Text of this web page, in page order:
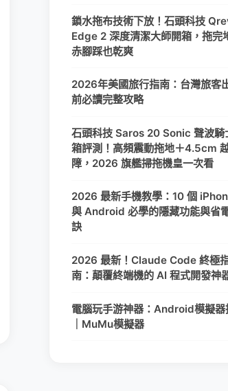
鎖水拖布技術下放！石頭科技
Edge 2 深度清潔大師開箱，拖完
赤腳踩也乾爽
2026年美國旅行指南：台灣旅客
前必讀完整攻略
石頭科技 Saros 20 Sonic 聲波騎
箱評測！高頻震動拖地＋4.5cm
障，2026 旗艦掃拖機皇一次看
2026 最新手機教學：10 個
與 Android 必學的隱藏功能與省
訣
2026 最新！Claude Code 終極
南：顛覆終端機的 AI 程式開發神
電腦玩手游神器：Android模擬器
｜MuMu模擬器